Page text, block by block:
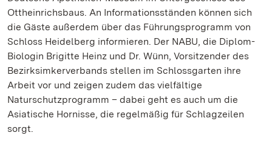
Ottheinrichsbaus. An Informationsständen können sich
die Gäste außerdem über das Führungsprogramm von
Schloss Heidelberg informieren. Der NABU, die Diplom-
Biologin Brigitte Heinz und Dr. Wünn, Vorsitzender des
Bezirksimkerverbands stellen im Schlossgarten ihre
Arbeit vor und zeigen zudem das vielfältige
Naturschutzprogramm – dabei geht es auch um die
Asiatische Hornisse, die regelmäßig für Schlagzeilen
sorgt.